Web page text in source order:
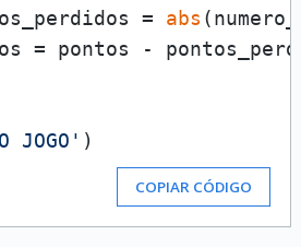
=
abs
= pontos -
JOGO'
COPIAR CÓDIGO